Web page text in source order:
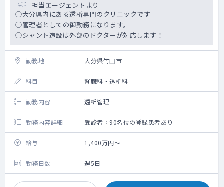
担当エージェントより
◯大分県内にある透析専門のクリニックです
◯管理者としての御勤務になります。
◯シャント造設は外部のドクターが対応します！
勤務地 大分県竹田市
科目 腎臓科・透析科
勤務内容 透析管理
勤務内容詳細 受診者：90名位の登録患者あり
給与 1,400万円～
勤務日数 週5日